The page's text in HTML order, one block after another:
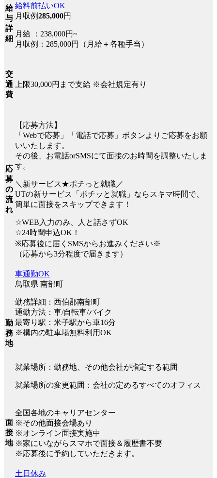
給
与
詳
細
給料前払いOK
月収例285,000円
月給 ：238,000円~
月収例：285,000円（月給＋各種手当）
交
通
費
上限30,000円まで支給 ※会社規定有り
応
募
の
流
れ
【応募方法】
「Webで応募」「電話で応募」ボタンよりご応募をお願
いいたします。
その後、お電話orSMSにて面接のお時間を調整いたしま
す。
＼新サービス★ポチっと就職／
UTの新サービス「ポチッと就職」ならスキマ時間で、
簡単に面接をスキップできます！
☆WEB入力のみ、人と話さずOK
☆24時間申込OK！
※応募後に届くSMSからお進みください※
（応募から3分程度で届きます）
勤
務
地
車通勤OK
鳥取県 南部町
勤務詳細：西伯郡南部町
通勤方法：車/自転車/バイク
最寄り駅：米子駅から車16分
※構内の駐車場無料利用OK
就業場所：勤務地、その他会社が指定する範囲
就業場所の変更範囲：会社の定めるすべてのオフィス
面
接
地
全国各地のキャリアセンター
※その他面接会場あり
※オンライン面接実施中
※家にいながらスマホで面接＆履歴書不要
※応募後に予約していただきます。
土日休み